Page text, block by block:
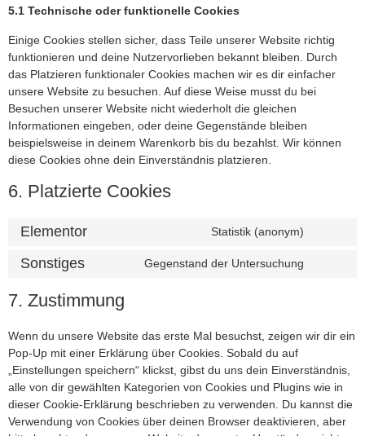
5.1 Technische oder funktionelle Cookies
Einige Cookies stellen sicher, dass Teile unserer Website richtig
funktionieren und deine Nutzervorlieben bekannt bleiben. Durch
das Platzieren funktionaler Cookies machen wir es dir einfacher
unsere Website zu besuchen. Auf diese Weise musst du bei
Besuchen unserer Website nicht wiederholt die gleichen
Informationen eingeben, oder deine Gegenstände bleiben
beispielsweise in deinem Warenkorb bis du bezahlst. Wir können
diese Cookies ohne dein Einverständnis platzieren.
6. Platzierte Cookies
Elementor Statistik (anonym)
Sonstiges Gegenstand der Untersuchung
7. Zustimmung
Wenn du unsere Website das erste Mal besuchst, zeigen wir dir ein
Pop-Up mit einer Erklärung über Cookies. Sobald du auf
„Einstellungen speichern“ klickst, gibst du uns dein Einverständnis,
alle von dir gewählten Kategorien von Cookies und Plugins wie in
dieser Cookie-Erklärung beschrieben zu verwenden. Du kannst die
Verwendung von Cookies über deinen Browser deaktivieren, aber